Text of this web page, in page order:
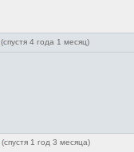
(спустя 4 года 1 месяц)
(спустя 1 год 3 месяца)